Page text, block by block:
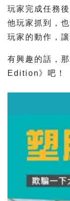
玩家完成任務
他玩家抓到，
玩家的動作，
有興趣的話，
Edition》吧！